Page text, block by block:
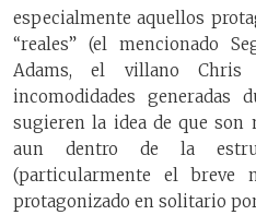
especialmente aquellos
“reales” (el mencionado
Adams, el villano Chris
incomodidades generadas
sugieren la idea de que
aun dentro de la
(particularmente el breve
protagonizado en solitario